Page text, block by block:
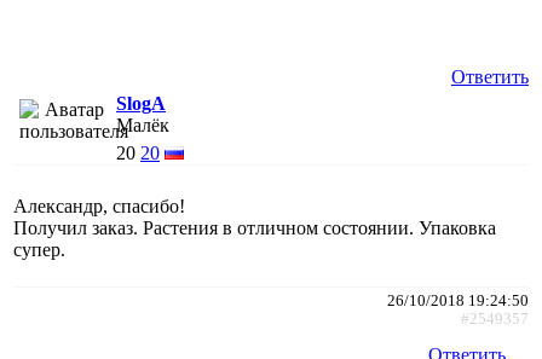
Ответить
SlogA
Малёк
20 20
Александр, спасибо!
Получил заказ. Растения в отличном состоянии. Упаковка
супер.
26/10/2018 19:24:50
#2549357